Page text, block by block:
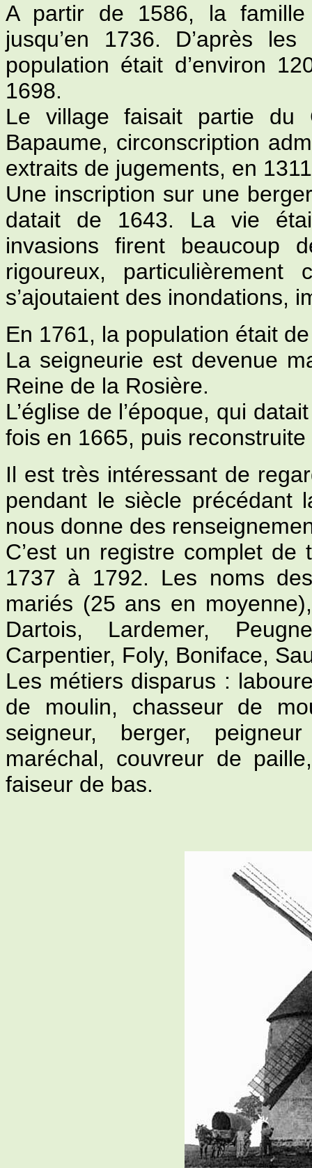
A partir de 1586, la
jusqu’en 1736. D’après
population était d’environ
1698.
Le village faisait partie du
Bapaume, circonscription
extraits de jugements, en
Une inscription sur une
datait de 1643. La vie
invasions firent beaucoup
rigoureux,
s’ajoutaient des inondations,
En 1761, la population était
La seigneurie est devenue
Reine de la Rosière.
L’église de l’époque, qui
fois en 1665, puis
Il est très intéressant de
pendant le siècle précédant
nous donne des
C’est un registre complet
1737 à 1792. Les noms
mariés (25 ans en
Dartois, Lardemer,
Carpentier, Foly, Boniface,
Les métiers disparus :
de moulin, chasseur de
seigneur, berger,
maréchal, couvreur de
faiseur de bas.